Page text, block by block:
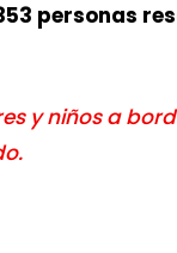
personas
y niños a